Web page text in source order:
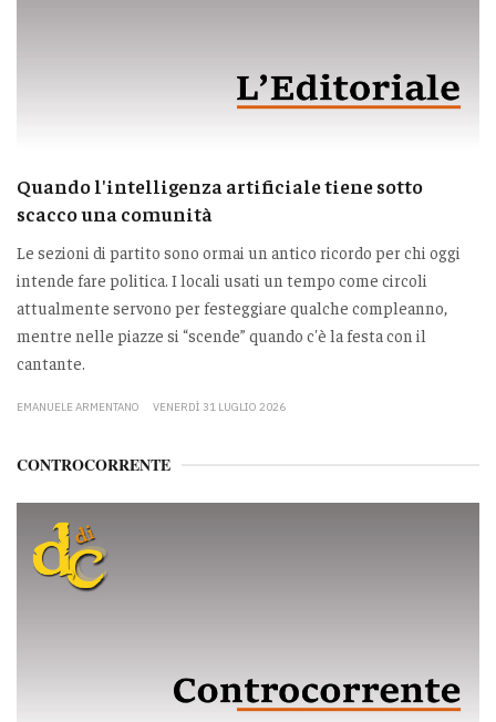
Quando l'intelligenza artificiale tiene sotto
scacco una comunità
Le sezioni di partito sono ormai un antico ricordo per chi oggi
intende fare politica. I locali usati un tempo come circoli
attualmente servono per festeggiare qualche compleanno,
mentre nelle piazze si “scende” quando c'è la festa con il
cantante.
EMANUELE ARMENTANO VENERDÌ 31 LUGLIO 2026
CONTROCORRENTE